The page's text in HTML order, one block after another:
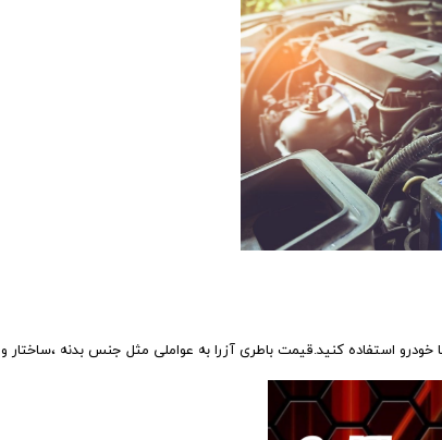
استفاده کنید.قیمت باطری آزرا به عواملی مثل جنس بدنه ،ساختار و